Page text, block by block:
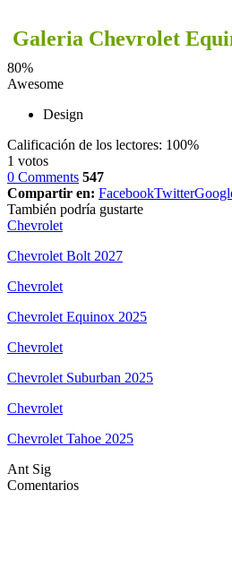
Galeria Chevrolet
80%
Awesome
Design
Calificación de los lectores: 100%
1 votos
0 Comments 547
Compartir en: FacebookTwitter
También podría gustarte
Chevrolet
Chevrolet Bolt 2027
Chevrolet
Chevrolet Equinox 2025
Chevrolet
Chevrolet Suburban 2025
Chevrolet
Chevrolet Tahoe 2025
Ant Sig
Comentarios